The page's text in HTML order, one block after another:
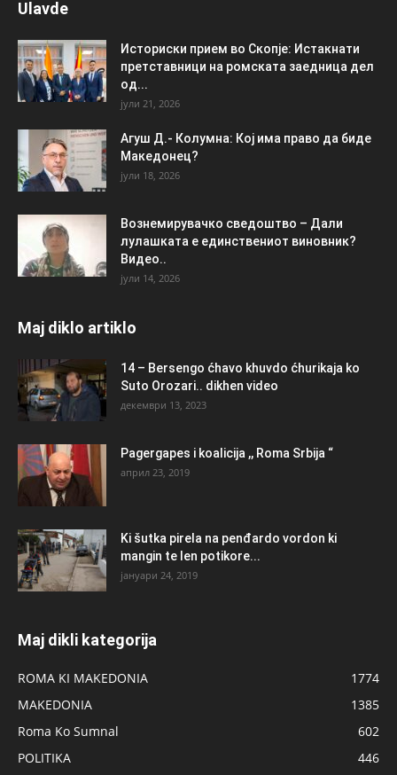
Ulavde
Историски прием во Скопје: Истакнати
претставници на ромската заедница дел
од...
јули 21, 2026
Агуш Д.- Колумна: Кој има право да биде
Македонец?
јули 18, 2026
Вознемирувачко сведоштво – Дали
лулашката е единствениот виновник?
Видео..
јули 14, 2026
Maj diklo artiklo
14 – Bersengo ćhavo khuvdo ćhurikaja ko
Suto Orozari.. dikhen video
декември 13, 2023
Pagergapes i koalicija ,, Roma Srbija “
април 23, 2019
Ki šutka pirela na penđardo vordon ki
mangin te len potikore...
јануари 24, 2019
Maj dikli kategorija
ROMA KI MAKEDONIA
1774
MAKEDONIA
1385
Roma Ko Sumnal
602
POLITIKA
446